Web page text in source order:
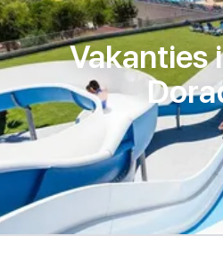
Vakanties